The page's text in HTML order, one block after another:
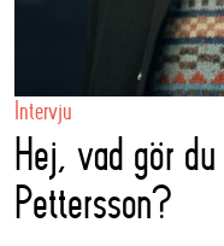
Intervju
Hej, vad gör
Pettersson?